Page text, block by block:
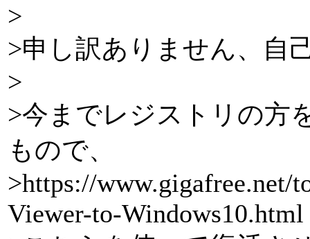
>
>申し訳ありません、自
>
>今までレジストリの方
もので、
>https://www.gigafree.net/
Viewer-to-Windows10.html